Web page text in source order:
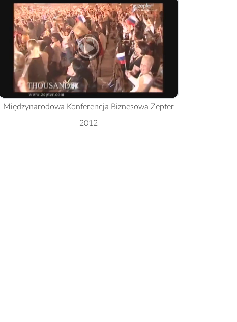
Międzynarodowa Konferencja Biznesowa Zepter
2012